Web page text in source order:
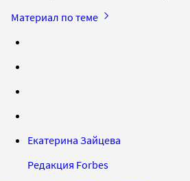
Материал по теме
Екатерина Зайцева
Редакция Forbes